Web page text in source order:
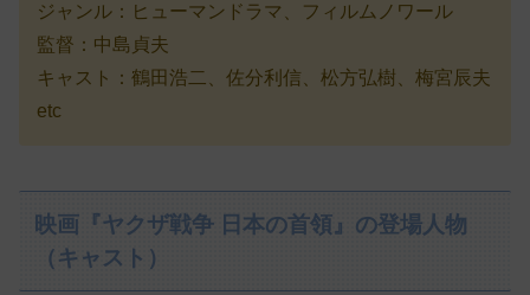
ジャンル：ヒューマンドラマ、フィルムノワール
監督：中島貞夫
キャスト：鶴田浩二、佐分利信、松方弘樹、梅宮辰夫
etc
映画『ヤクザ戦争 日本の首領』の登場人物
（キャスト）